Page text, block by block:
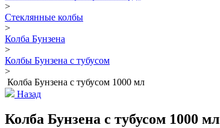
>
Стеклянные колбы
>
Колба Бунзена
>
Колбы Бунзена с тубусом
>
Колба Бунзена с тубусом 1000 мл
Назад
Колба Бунзена с тубусом 1000 мл